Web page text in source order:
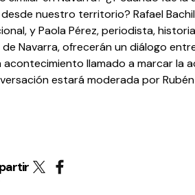
nuestro territorio? Rafael
y Paola Pérez, periodista,
Navarra, ofrecerán un diálogo
llamado a marcar la
estará moderada por